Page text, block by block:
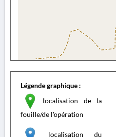
Légende graphique :
localisation de la
fouille/de l'opération
localisation du